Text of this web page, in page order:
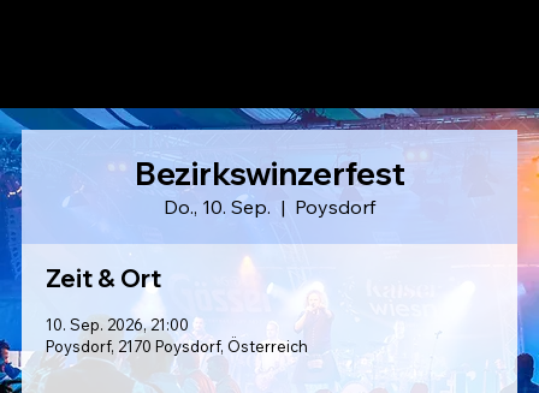
Bezirkswinzerfest
Do., 10. Sep.
  |
Poysdorf
Zeit & Ort
10. Sep. 2026, 21:00
Poysdorf, 2170 Poysdorf, Österreich